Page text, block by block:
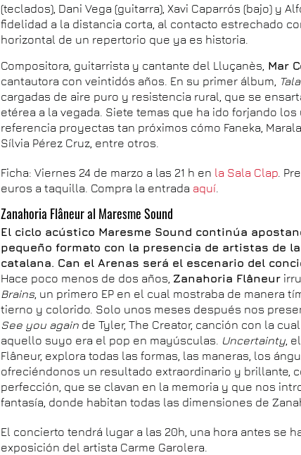
(teclados), Dani Vega (guitarra), Xavi Caparrós (bajo) y
fidelidad a la distancia corta, al contacto estrechado
horizontal de un repertorio que ya es historia.
Compositora, guitarrista y cantante del Lluçanès, Mar
cantautora con veintidós años. En su primer álbum,
cargadas de aire puro y resistencia rural, que se
etérea a la vegada. Siete temas que ha ido forjando
referencia proyectas tan próximos cómo Faneka,
Sílvia Pérez Cruz, entre otros.
Ficha: Viernes 24 de marzo a las 21 h en la Sala Clap .
euros a taquilla. Compra la entrada aquí
Zanahoria Flâneur al Maresme Sound
El ciclo acústico Maresme Sound continúa
pequeño formato con la presencia de artistas de
catalana. Can el Arenas será el escenario del
Hace poco menos de dos años, Zanahoria Flâneur
Brains, un primero EP en el cual mostraba de manera
tierno y colorido. Solo unos meses después nos
See you again de Tyler, The Creator, canción con la
aquello suyo era el pop en mayúsculas. Uncertainty ,
Flâneur, explora todas las formas, las maneras, los
ofreciéndonos un resultado extraordinario y brillante,
perfección, que se clavan en la memoria y que nos
fantasía, donde habitan todas las dimensiones de
El concierto tendrá lugar a las 20h, una hora antes se
exposición del artista Carme Garolera.